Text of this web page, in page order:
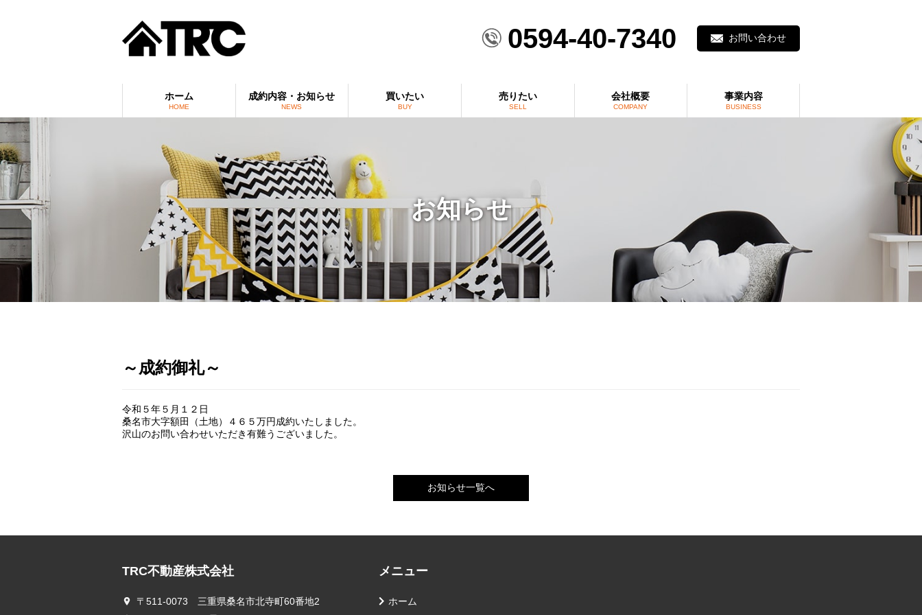
0594-40-7340 お問い合わせ
ホーム
HOME
成約内容・お知らせ
NEWS
買いたい
BUY
売りたい
SELL
会社概要
COMPANY
事業内容
BUSINESS
お知らせ
～成約御礼～
令和５年５月１２日
桑名市大字額田（土地）４６５万円成約いたしました。
沢山のお問い合わせいただき有難うございました。
お知らせ一覧へ
TRC不動産株式会社
〒511-0073 三重県桑名市北寺町60番地2
メニュー
ホーム